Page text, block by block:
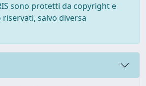
sono protetti da copyright e
salvo diversa